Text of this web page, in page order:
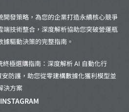
開發策略，為您的企業打造永續核心競爭
端技術整合，深度解析協助您突破營運瓶
驅動決策的完整指南。
終極選購指南：深度解析 AI 自動化行
防護，助您從零建構數據化獲利模型並
決方案
INSTAGRAM